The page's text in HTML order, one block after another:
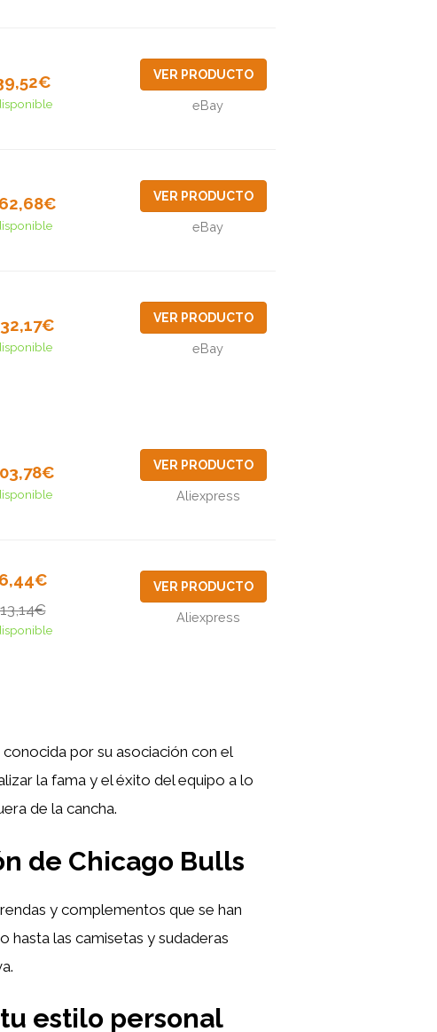
VER PRODUCTO
eBay
VER PRODUCTO
eBay
VER PRODUCTO
eBay
VER PRODUCTO
Aliexpress
6,44€
13,14€
VER PRODUCTO
Aliexpress
por su asociación con el
la fama y el éxito del equipo a lo
de la cancha.
de Chicago Bulls
y complementos que se han
las camisetas y sudaderas
estilo personal